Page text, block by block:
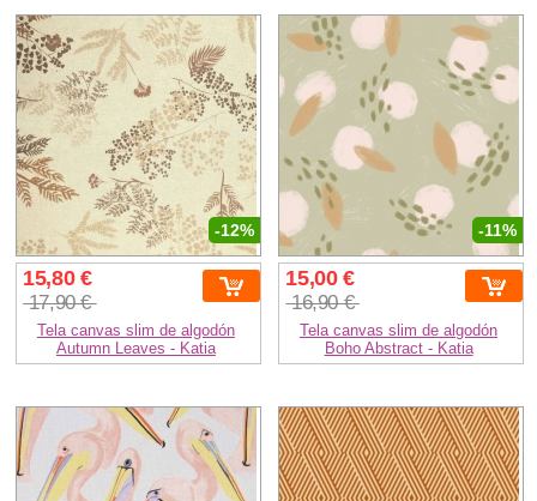
-12%
15,80 €
17,90 €
Tela canvas slim de algodón
Autumn Leaves - Katia
-11%
15,00 €
16,90 €
Tela canvas slim de algodón
Boho Abstract - Katia